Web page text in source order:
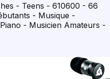
- Teens - 610600 - 66
- Musique -
- Musicien Amateurs -